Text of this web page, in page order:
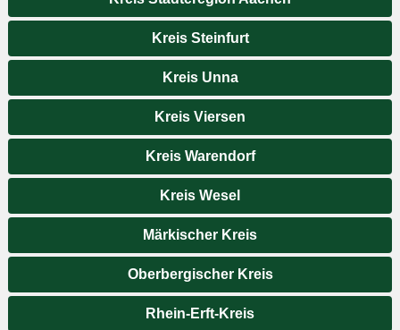
Kreis Steinfurt
Kreis Unna
Kreis Viersen
Kreis Warendorf
Kreis Wesel
Märkischer Kreis
Oberbergischer Kreis
Rhein-Erft-Kreis